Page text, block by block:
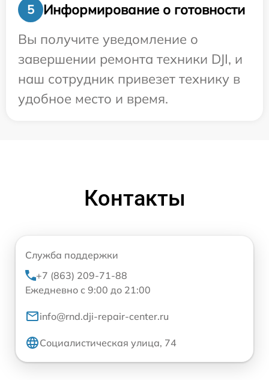
5
Информирование о готовности
Вы получите уведомление о
завершении ремонта техники DJI, и
наш сотрудник привезет технику в
удобное место и время.
Контакты
Служба поддержки
+7 (863) 209-71-88
Ежедневно с 9:00 до 21:00
info@rnd.dji-repair-center.ru
Социалистическая улица, 74